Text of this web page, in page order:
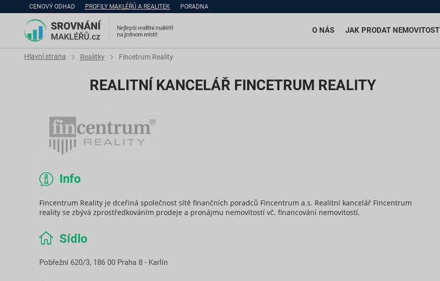
CENOVÝ ODHAD PROFILY MAKLÉŘŮ A REALITEK PORADNA
O NÁS JAK PRODAT NEMOVITOST
Hlavní strana Realitky Fincetrum Reality
REALITNÍ KANCELÁŘ FINCETRUM REALITY
Info
Fincentrum Reality je dceřiná společnost sítě finančních poradců Fincentrum a.s. Realitní kancelář Fincentrum
reality se zbývá zprostředkováním prodeje a pronájmu nemovitostí vč. financování nemovitostí.
Sídlo
Pobřežní 620/3, 186 00 Praha 8 - Karlín